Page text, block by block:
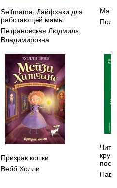
Selfmama. Лайфхаки для
работающей мамы
Петрановская Людмила
Владимировна
Призрак кошки
Вебб Холли